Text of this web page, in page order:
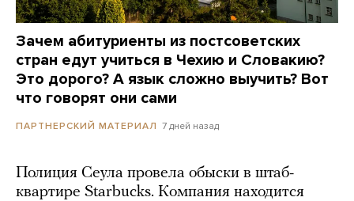
Зачем абитуриенты из постсоветских
стран едут учиться в Чехию и Словакию?
Это дорого? А язык сложно выучить? Вот
что говорят они сами
ПАРТНЕРСКИЙ МАТЕРИАЛ 7 дней назад
Полиция Сеула провела обыски в штаб-
квартире Starbucks. Компания находится